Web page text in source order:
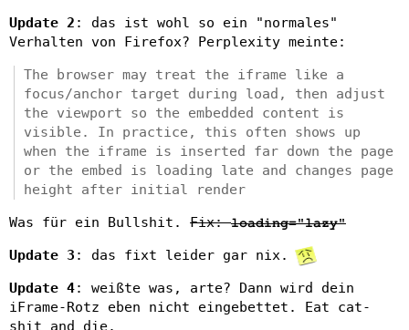
Update 2 : das ist wohl so ein "normales"
Verhalten von Firefox? Perplexity meinte:
The browser may treat the iframe like a
focus/anchor target during load, then adjust
the viewport so the embedded content is
visible. In practice, this often shows up
when the iframe is inserted far down the page
or the embed is loading late and changes page
height after initial render
Was für ein Bullshit. Fix:loading="lazy"
Update 3 : das fixt leider gar nix.
Update 4: weißte was, arte? Dann wird dein
iFrame-Rotz eben nicht eingebettet. Eat cat-
shit and die.